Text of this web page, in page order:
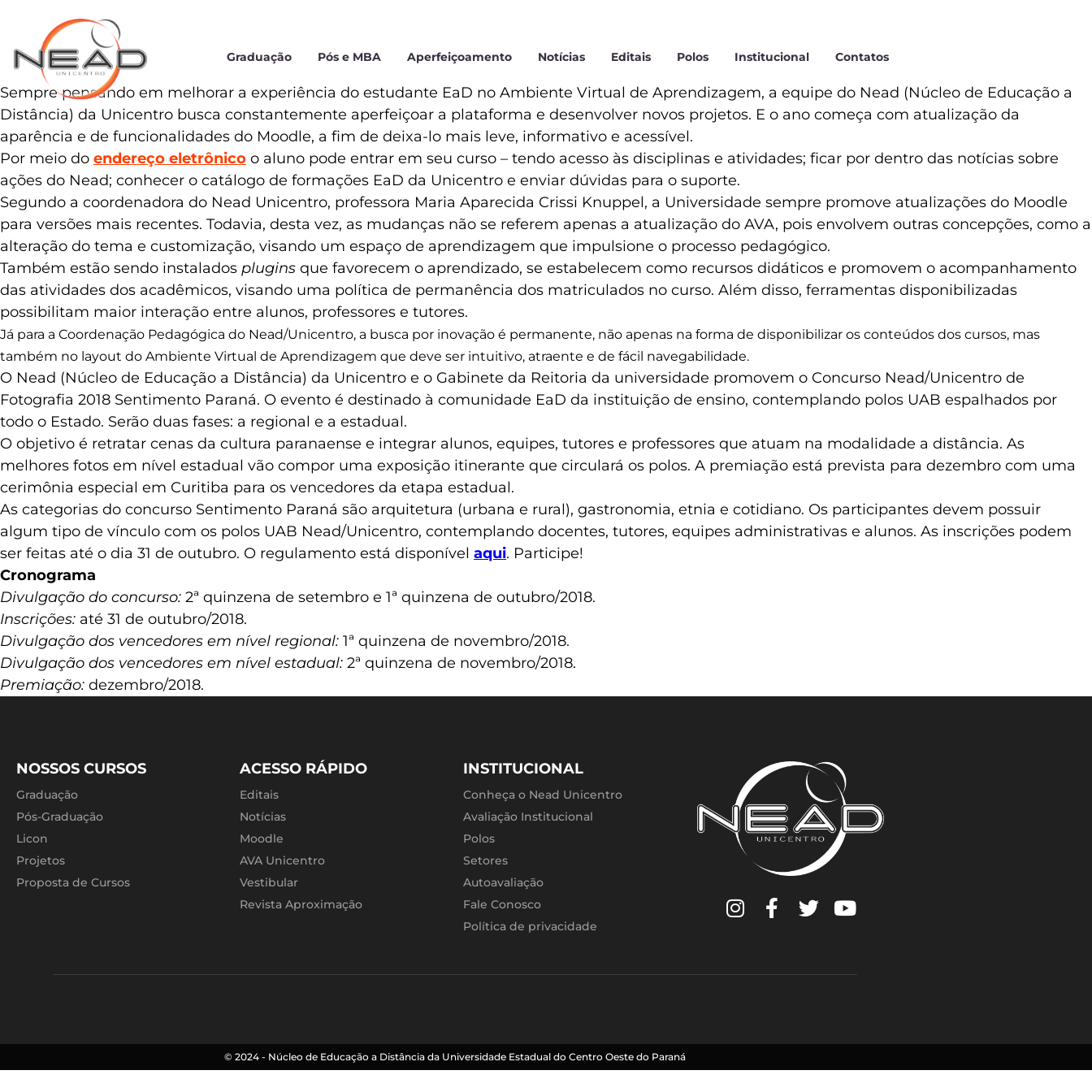
Graduação Pós e MBA Aperfeiçoamento Notícias Editais Polos Institucional Contatos
Sempre pensando em melhorar a experiência do estudante EaD no Ambiente Virtual de Aprendizagem, a equipe do Nead (Núcleo de Educação a
Distância) da Unicentro busca constantemente aperfeiçoar a plataforma e desenvolver novos projetos. E o ano começa com atualização da
aparência e de funcionalidades do Moodle, a fim de deixa-lo mais leve, informativo e acessível.
Por meio do endereço eletrônico o aluno pode entrar em seu curso – tendo acesso às disciplinas e atividades; ficar por dentro das notícias sobre
ações do Nead; conhecer o catálogo de formações EaD da Unicentro e enviar dúvidas para o suporte.
Segundo a coordenadora do Nead Unicentro, professora Maria Aparecida Crissi Knuppel, a Universidade sempre promove atualizações do Moodle
para versões mais recentes. Todavia, desta vez, as mudanças não se referem apenas a atualização do AVA, pois envolvem outras concepções, como a
alteração do tema e customização, visando um espaço de aprendizagem que impulsione o processo pedagógico.
Também estão sendo instalados plugins que favorecem o aprendizado, se estabelecem como recursos didáticos e promovem o acompanhamento
das atividades dos acadêmicos, visando uma política de permanência dos matriculados no curso. Além disso, ferramentas disponibilizadas
possibilitam maior interação entre alunos, professores e tutores.
Já para a Coordenação Pedagógica do Nead/Unicentro, a busca por inovação é permanente, não apenas na forma de disponibilizar os conteúdos dos cursos, mas
também no layout do Ambiente Virtual de Aprendizagem que deve ser intuitivo, atraente e de fácil navegabilidade.
O Nead (Núcleo de Educação a Distância) da Unicentro e o Gabinete da Reitoria da universidade promovem o Concurso Nead/Unicentro de
Fotografia 2018 Sentimento Paraná. O evento é destinado à comunidade EaD da instituição de ensino, contemplando polos UAB espalhados por
todo o Estado. Serão duas fases: a regional e a estadual.
O objetivo é retratar cenas da cultura paranaense e integrar alunos, equipes, tutores e professores que atuam na modalidade a distância. As
melhores fotos em nível estadual vão compor uma exposição itinerante que circulará os polos. A premiação está prevista para dezembro com uma
cerimônia especial em Curitiba para os vencedores da etapa estadual.
As categorias do concurso Sentimento Paraná são arquitetura (urbana e rural), gastronomia, etnia e cotidiano. Os participantes devem possuir
algum tipo de vínculo com os polos UAB Nead/Unicentro, contemplando docentes, tutores, equipes administrativas e alunos. As inscrições podem
ser feitas até o dia 31 de outubro. O regulamento está disponível aqui. Participe!
Cronograma
Divulgação do concurso: 2ª quinzena de setembro e 1ª quinzena de outubro/2018.
Inscrições: até 31 de outubro/2018.
Divulgação dos vencedores em nível regional: 1ª quinzena de novembro/2018.
Divulgação dos vencedores em nível estadual: 2ª quinzena de novembro/2018.
Premiação: dezembro/2018.
NOSSOS CURSOS
Graduação
Pós-Graduação
Licon
Projetos
Proposta de Cursos
ACESSO RÁPIDO
Editais
Notícias
Moodle
AVA Unicentro
Vestibular
Revista Aproximação
INSTITUCIONAL
Conheça o Nead Unicentro
Avaliação Institucional
Polos
Setores
Autoavaliação
Fale Conosco
Política de privacidade
© 2024 - Núcleo de Educação a Distância da Universidade Estadual do Centro Oeste do Paraná